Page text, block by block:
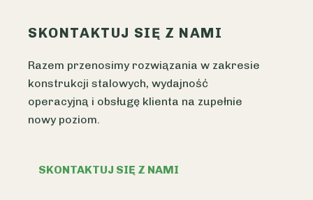
SKONTAKTUJ SIĘ Z NAMI
Razem przenosimy rozwiązania w zakresie
konstrukcji stalowych, wydajność
operacyjną i obsługę klienta na zupełnie
nowy poziom.
SKONTAKTUJ SIĘ Z NAMI